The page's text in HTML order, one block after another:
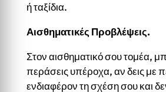
ή ταξίδια.
Αισθηματικές Προβλέψεις.
Στον αισθηματικό σου τομέα,
περάσεις υπέροχα, αν δεις με
ενδιαφέρον τη σχέση σου και